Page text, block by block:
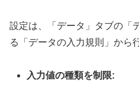
設定は、「データ」タブの「
る「データの入力規則」から
入力値の種類を制限: